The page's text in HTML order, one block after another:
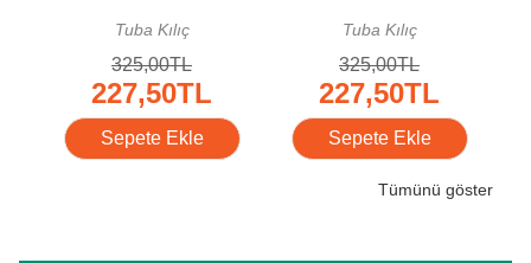
Tuba Kılıç
325,00TL
227,50TL
Sepete Ekle
Tuba Kılıç
325,00TL
227,50TL
Sepete Ekle
Tümünü göster